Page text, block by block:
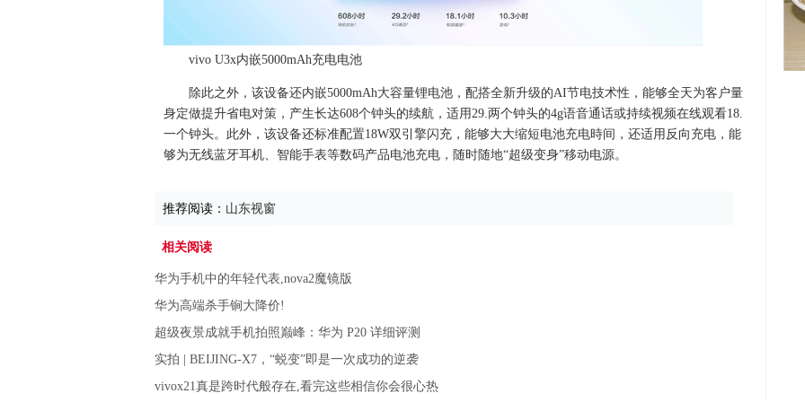
vivo U3x内嵌5000mAh充电电池
除此之外，该设备还内嵌5000mAh大容量锂电池，配搭全新升级的AI节电技术性，能够全天为客户量
身定做提升省电对策，产生长达608个钟头的续航，适用29.两个钟头的4g语音通话或持续视频在线观看18.
一个钟头。此外，该设备还标准配置18W双引擎闪充，能够大大缩短电池充电時间，还适用反向充电，能
够为无线蓝牙耳机、智能手表等数码产品电池充电，随时随地“超级变身”移动电源。
推荐阅读： 山东视窗
相关阅读
华为手机中的年轻代表,nova2魔镜版
华为高端杀手锏大降价!
超级夜景成就手机拍照巅峰：华为 P20 详细评测
实拍 | BEIJING-X7，“蜕变”即是一次成功的逆袭
vivox21真是跨时代般存在,看完这些相信你会很心热